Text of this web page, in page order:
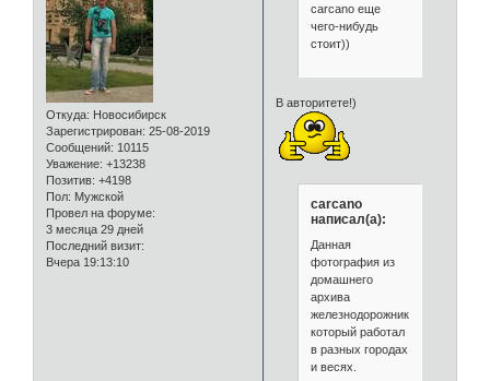
Откуда: Новосибирск
Зарегистрирован: 25-08-2019
Сообщений: 10115
Уважение: +13238
Позитив: +4198
Пол: Мужской
Провел на форуме:
3 месяца 29 дней
Последний визит:
Вчера 19:13:10
carcano еще
чего-нибудь
стоит))
В авторитете!)
carcano
написал(а):
Данная
фотография из
домашнего
архива
железнодорожника,
который работал
в разных городах
и весях.